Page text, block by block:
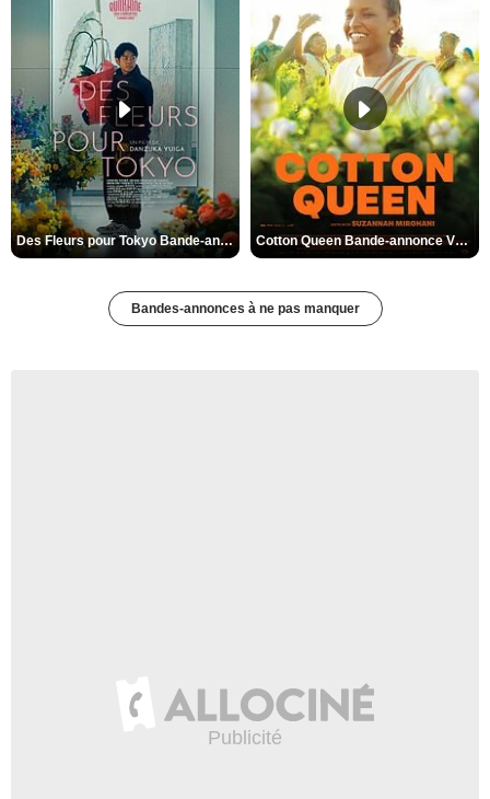
Des Fleurs pour Tokyo Bande-annonce VO STFR Cotton Queen Bande-annonce VO STFR
Bandes-annonces à ne pas manquer